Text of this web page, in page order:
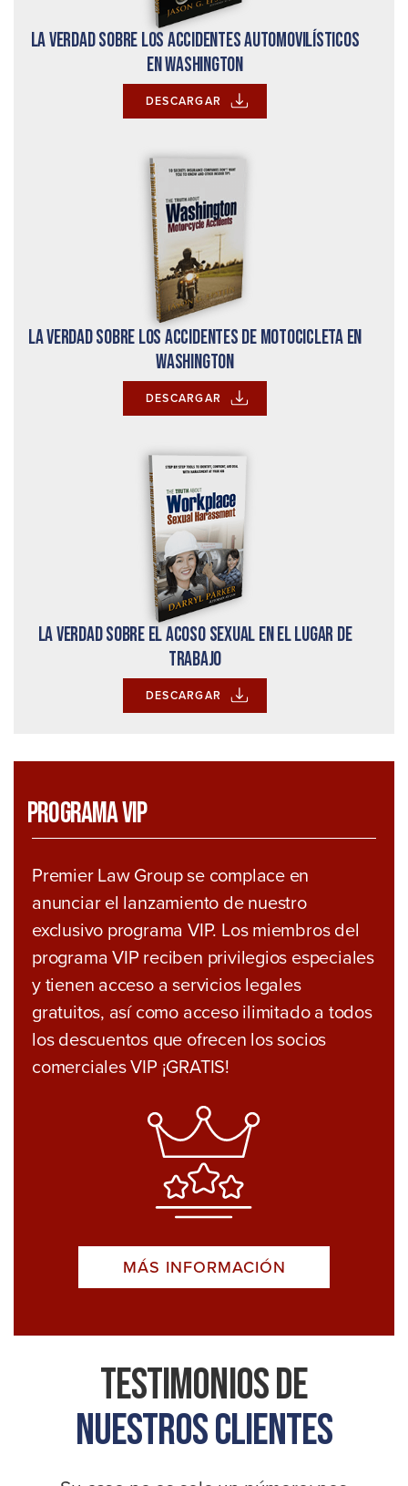
La verdad sobre los accidentes automovilísticos
en Washington
DESCARGAR
La verdad sobre los accidentes de motocicleta en
Washington
DESCARGAR
La verdad sobre el acoso sexual en el lugar de
trabajo
DESCARGAR
Programa VIP
Premier Law Group se complace en
anunciar el lanzamiento de nuestro
exclusivo programa VIP. Los miembros del
programa VIP reciben privilegios especiales
y tienen acceso a servicios legales
gratuitos, así como acceso ilimitado a todos
los descuentos que ofrecen los socios
comerciales VIP ¡GRATIS!
MÁS INFORMACIÓN
Testimonios De
Nuestros Clientes